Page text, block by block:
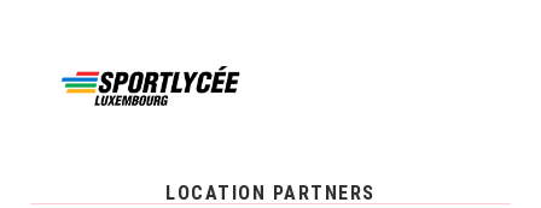
LOCATION PARTNERS